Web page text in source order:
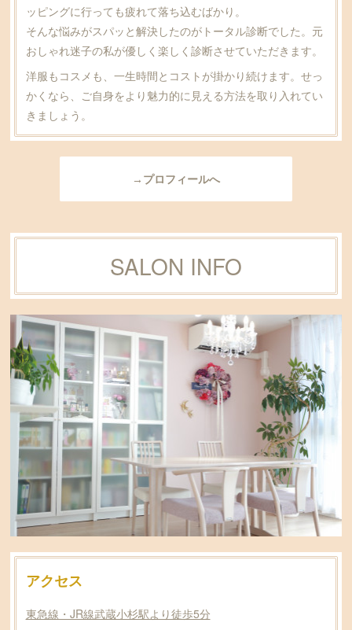
ッピングに行っても疲れて落ち込むばかり。
そんな悩みがスパッと解決したのがトータル診断でした。元
おしゃれ迷子の私が優しく楽しく診断させていただきます。
洋服もコスメも、一生時間とコストが掛かり続けます。せっ
かくなら、ご自身をより魅力的に見える方法を取り入れてい
きましょう。
→プロフィールへ
SALON INFO
アクセス
東急線・JR線武蔵小杉駅より徒歩5分